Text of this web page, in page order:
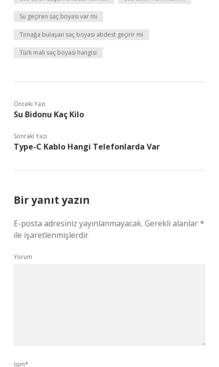
Su geçiren saç boyası var mı
Tırnağa bulaşan saç boyası abdest geçirir mi
Türk malı saç boyası hangisi
Önceki Yazı
Su Bidonu Kaç Kilo
Sonraki Yazı
Type-C Kablo Hangi Telefonlarda Var
Bir yanıt yazın
E-posta adresiniz yayınlanmayacak. Gerekli alanlar*
ile işaretlenmişlerdir
Yorum
İsim*